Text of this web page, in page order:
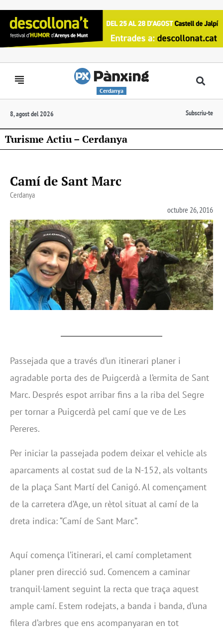
Cerdanya
8, agost del 2026 Subscriu-te
Turisme Actiu – Cerdanya
Camí de Sant Marc
Cerdanya
octubre 26, 2016
Passejada que a través d’un itinerari planer i
agradable porta des de Puigcerdà a l’ermita de Sant
Marc. Després espot arribar fins a la riba del Segre
per tornar a Puigcerdà pel camí que ve de Les
Pereres.
Per iniciar la passejada podem deixar el vehicle als
aparcaments al costat sud de la N-152, als voltants
de la plaça Sant Martí del Canigó. Al començament
de la carretera d’Age, un rètol situat al camí de la
dreta indica: “Camí de Sant Marc”.
Aquí comença l’itinerari, el camí completament
planer pren direcció sud. Comencem a caminar
tranquil·lament seguint la recta que traça aquest
ample camí. Estem rodejats, a banda i banda, d’una
filera d’arbres que ens acompanyaran en tot